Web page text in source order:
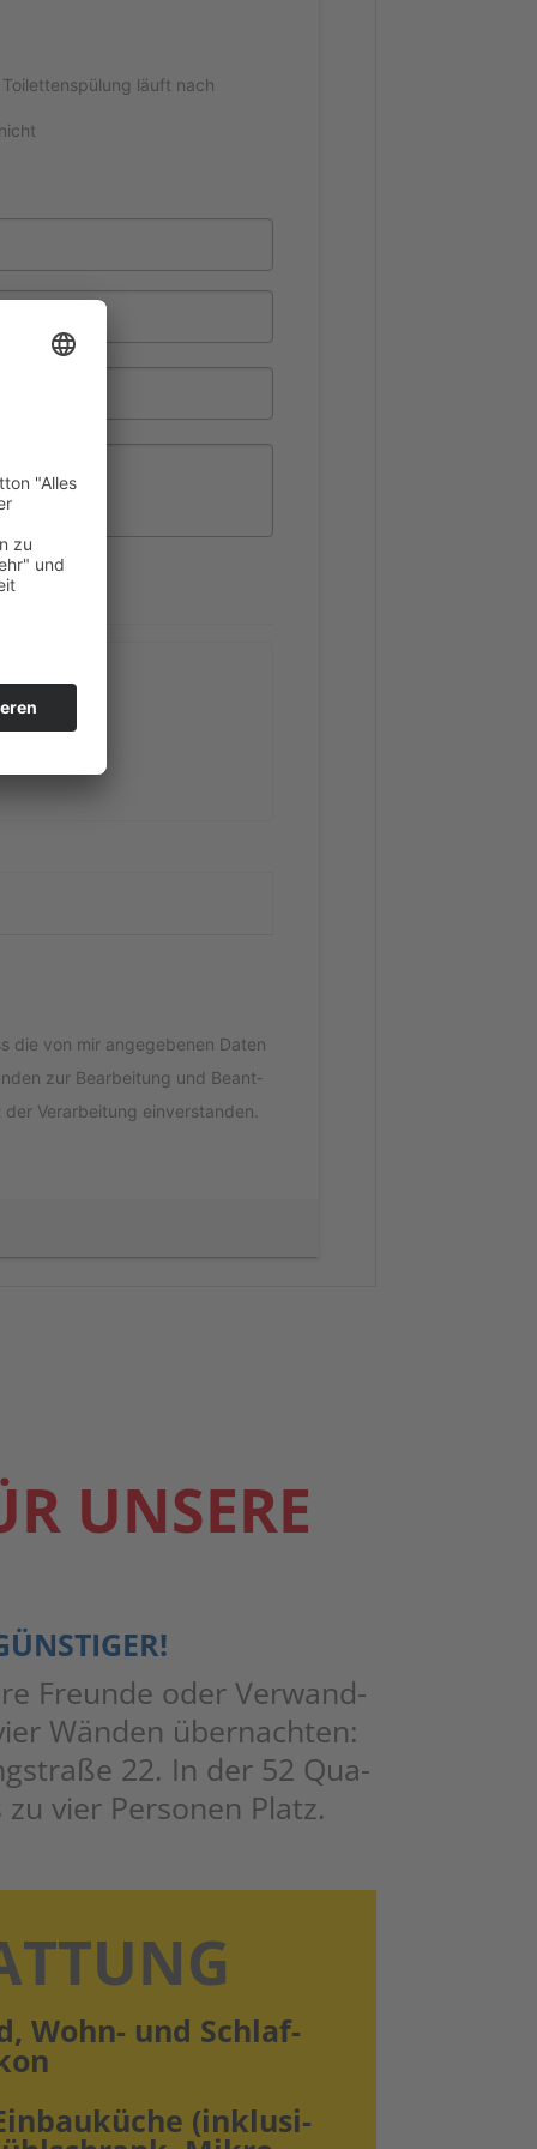
Toi­let­ten­spü­lung läuft nach
die von mir ange­ge­be­nen Daten
zur Bear­bei­tung und Beant­
Ver­ar­bei­tung ein­ver­stan­den.
UNSE­RE
Freun­de oder Ver­wand­
Wän­den über­nach­ten:
22. In der 52 Qua­
vier Per­so­nen Platz.
Wohn- und Schlaf­
(inklu­si­